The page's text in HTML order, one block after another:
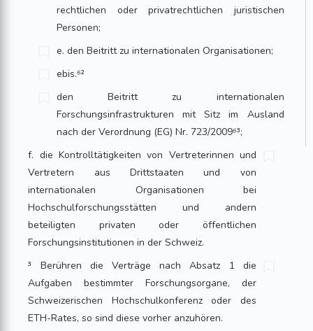
rechtlichen oder privatrechtlichen juristischen
Personen;
e. den Beitritt zu internationalen Organisationen;
ebis.⁶²
den Beitritt zu internationalen
Forschungsinfrastrukturen mit Sitz im Ausland
nach der Verordnung (EG) Nr. 723/2009⁶³;
f. die Kontrolltätigkeiten von Vertreterinnen und
Vertretern aus Drittstaaten und von
internationalen Organisationen bei
Hochschulforschungsstätten und andern
beteiligten privaten oder öffentlichen
Forschungsinstitutionen in der Schweiz.
³ Berühren die Verträge nach Absatz 1 die
Aufgaben bestimmter Forschungsorgane, der
Schweizerischen Hochschulkonferenz oder des
ETH-Rates, so sind diese vorher anzuhören.